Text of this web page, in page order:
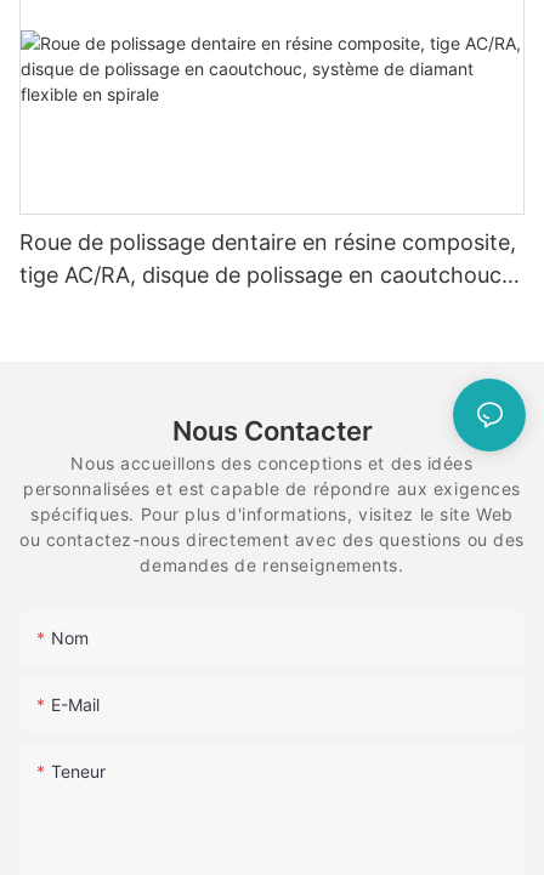
Roue de polissage dentaire en résine composite,
tige AC/RA, disque de polissage en caoutchouc,
Nous Contacter
Nous accueillons des conceptions et des idées
personnalisées et est capable de répondre aux exigences
spécifiques. Pour plus d'informations, visitez le site Web
ou contactez-nous directement avec des questions ou des
demandes de renseignements.
Nom
E-Mail
Teneur